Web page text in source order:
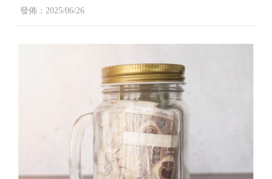
職級職稱設計）》
發佈：2025/06/26